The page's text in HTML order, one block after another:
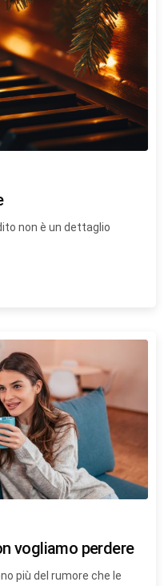
non è un dettaglio
vogliamo perdere
più del rumore che le